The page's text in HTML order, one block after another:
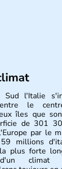
Sud l'Italie
entre le
îles que
de 301
par le
millions
plus forte
climat